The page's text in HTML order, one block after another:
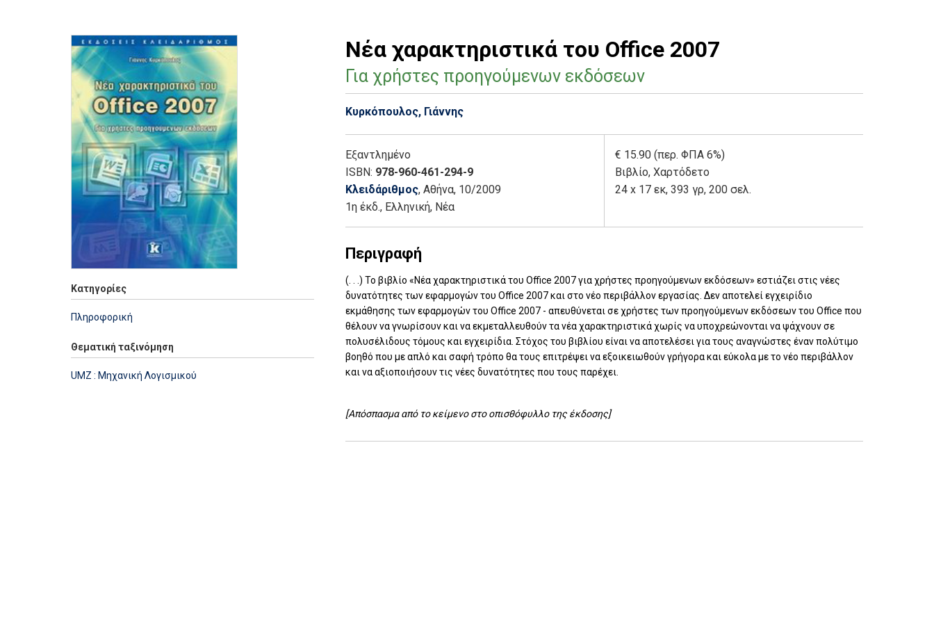
Κατηγορίες
Πληροφορική
Θεματική ταξινόμηση
UMZ : Μηχανική Λογισμικού
Νέα χαρακτηριστικά του Office 2007
Για χρήστες προηγούμενων εκδόσεων
Κυρκόπουλος, Γιάννης
Εξαντλημένο
ISBN: 978-960-461-294-9
Κλειδάριθμος, Αθήνα, 10/2009
1η έκδ., Ελληνική, Νέα
€ 15.90 (περ. ΦΠΑ 6%)
Βιβλίο, Χαρτόδετο
24 x 17 εκ, 393 γρ, 200 σελ.
Περιγραφή
(. . .) Το βιβλίο «Νέα χαρακτηριστικά του Office 2007 για χρήστες προηγούμενων εκδόσεων» εστιάζει στις νέες
δυνατότητες των εφαρμογών του Office 2007 και στο νέο περιβάλλον εργασίας. Δεν αποτελεί εγχειρίδιο
εκμάθησης των εφαρμογών του Office 2007 - απευθύνεται σε χρήστες των προηγούμενων εκδόσεων του Office που
θέλουν να γνωρίσουν και να εκμεταλλευθούν τα νέα χαρακτηριστικά χωρίς να υποχρεώνονται να ψάχνουν σε
πολυσέλιδους τόμους και εγχειρίδια. Στόχος του βιβλίου είναι να αποτελέσει για τους αναγνώστες έναν πολύτιμο
βοηθό που με απλό και σαφή τρόπο θα τους επιτρέψει να εξοικειωθούν γρήγορα και εύκολα με το νέο περιβάλλον
και να αξιοποιήσουν τις νέες δυνατότητες που τους παρέχει.
[Απόσπασμα από το κείμενο στο οπισθόφυλλο της έκδοσης]